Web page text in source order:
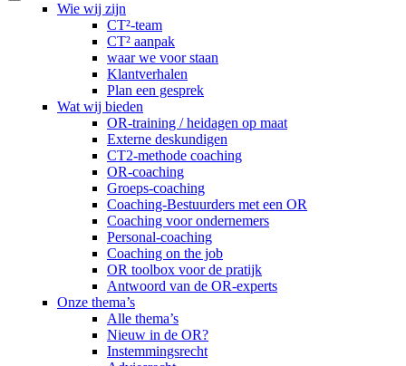
Wie wij zijn
CT²-team
CT² aanpak
waar we voor staan
Klantverhalen
Plan een gesprek
Wat wij bieden
OR-training / heidagen op maat
Externe deskundigen
CT2-methode coaching
OR-coaching
Groeps-coaching
Coaching-Bestuurders met een OR
Coaching voor ondernemers
Personal-coaching
Coaching on the job
OR toolbox voor de pratijk
Antwoord van de OR-experts
Onze thema’s
Alle thema’s
Nieuw in de OR?
Instemmingsrecht